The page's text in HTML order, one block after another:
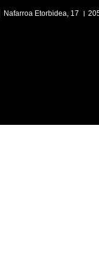
Nafarroa Etorbidea, 17